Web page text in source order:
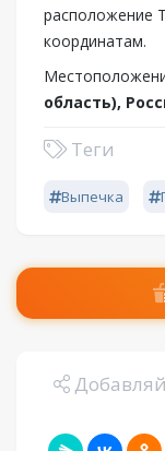
расположение
координатам.
область),
Теги
Выпечка